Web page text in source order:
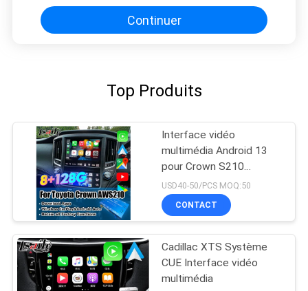
Continuer
Top Produits
Interface vidéo
multimédia Android 13
pour Crown S210
AWS210 GRS210
GWS214 GWS215
Majesta Athlete Royal
l'écran d'origine avec
CarPlay sans fil
USD40-50/PCS MOQ:50
CONTACT
Cadillac XTS Système
CUE Interface vidéo
multimédia